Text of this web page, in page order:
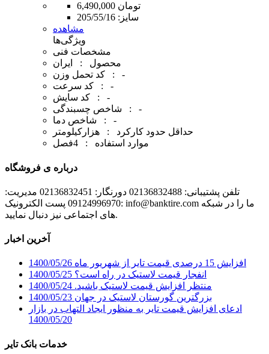
6,490,000 تومان
سایز: 205/55/16
مشاهده
ویژگی‌ها
مشخصات فنی
محصول : ایران
کد تحمل وزن : -
کد سرعت : -
کد سایش : -
شاخص چسبندگی : -
شاخص دما : -
حداقل حدود کارکرد : هزارکیلومتر
موارد استفاده : 4فصل
درباره ی فروشگاه
تلفن پشتیبانی: 02136832488 دورنگار: 02136832451 مدیریت:
09124996970 پست الکترونیک: info@banktire.com ما را در شبکه
های اجتماعی نیز دنبال نمایید.
آخرین اخبار
افزایش 15 درصدی قیمت تایر از شهریور ماه
1400/05/26
انفجار قیمت لاستیک در راه است؟ 1400/05/25
منتظر افزایش قیمت لاستیک باشید. 1400/05/24
بزرگترین گورستان لاستیک در جهان 1400/05/23
ادعای افزایش قیمت تایر به منظور ایجاد التهاب در بازار
1400/05/20
خدمات بانک تایر